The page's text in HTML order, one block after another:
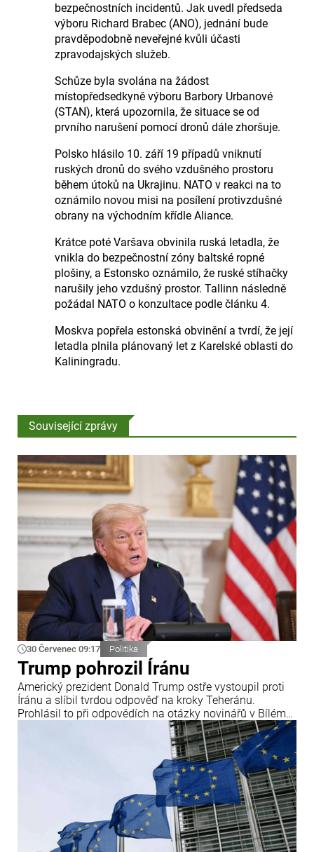
bezpečnostních incidentů. Jak uvedl předseda
výboru Richard Brabec (ANO), jednání bude
pravděpodobně neveřejné kvůli účasti
zpravodajských služeb.
Schůze byla svolána na žádost
místopředsedkyně výboru Barbory Urbanové
(STAN), která upozornila, že situace se od
prvního narušení pomocí dronů dále zhoršuje.
Polsko hlásilo 10. září 19 případů vniknutí
ruských dronů do svého vzdušného prostoru
během útoků na Ukrajinu. NATO v reakci na to
oznámilo novou misi na posílení protivzdušné
obrany na východním křídle Aliance.
Krátce poté Varšava obvinila ruská letadla, že
vnikla do bezpečnostní zóny baltské ropné
plošiny, a Estonsko oznámilo, že ruské stíhačky
narušily jeho vzdušný prostor. Tallinn následně
požádal NATO o konzultace podle článku 4.
Moskva popřela estonská obvinění a tvrdí, že její
letadla plnila plánovaný let z Karelské oblasti do
Kaliningradu.
Související zprávy
30 Červenec 09:17 Politika
Trump pohrozil Íránu
Americký prezident Donald Trump ostře vystoupil proti
Íránu a slíbil tvrdou odpověď na kroky Teheránu.
Prohlásil to při odpovědích na otázky novinářů v Bílém
domě. Podle amerického prezidenta jsou Spojené státy
připraveny zasadit Íránu „velmi silný úder“.